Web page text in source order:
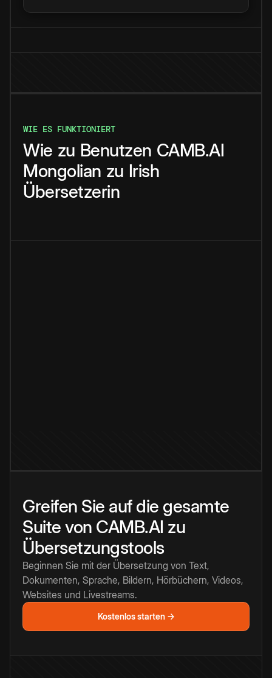
WIE ES FUNKTIONIERT
Wie zu Benutzen CAMB.AI
Mongolian zu Irish
Übersetzerin
Greifen Sie auf die gesamte
Suite von CAMB.AI zu
Übersetzungstools
Beginnen Sie mit der Übersetzung von Text,
Dokumenten, Sprache, Bildern, Hörbüchern, Videos,
Websites und Livestreams.
Kostenlos starten →